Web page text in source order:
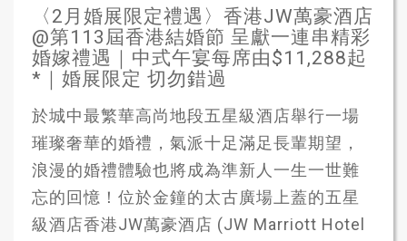
〈2月婚展限定禮遇〉香港JW萬豪酒店
@第113屆香港結婚節 呈獻一連串精彩
婚嫁禮遇｜中式午宴每席由$11,288起
*｜婚展限定 切勿錯過
於城中最繁華高尚地段五星級酒店舉行一場
璀璨奢華的婚禮，氣派十足滿足長輩期望，
浪漫的婚禮體驗也將成為準新人一生一世難
忘的回憶！位於金鐘的太古廣場上蓋的五星
級酒店香港JW萬豪酒店 (JW Marriott Hotel